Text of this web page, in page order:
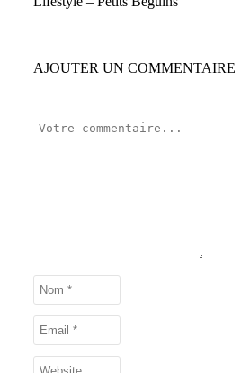
AJOUTER UN COMMENTAIRE